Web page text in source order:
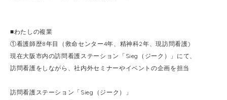
■わたしの複業
①看護師歴8年目（救命センター4年、精神科2年、現訪問看護)
現在大阪市内の訪問看護ステーション「Sieg（ジーク）」にて、
訪問看護をしながら、社内外セミナーやイベントの企画を担当
訪問看護ステーション「Sieg（ジーク）」